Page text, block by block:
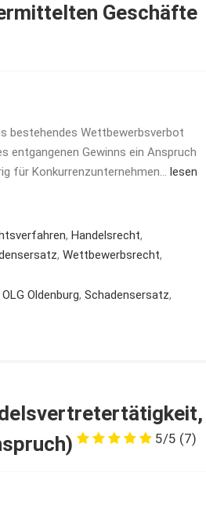
Geschäfte
bestehendes Wettbewerbsverbot
entgangenen Gewinns ein Anspruch
für Konkurrenzunternehmen… lesen
, Handelsrecht,
, Wettbewerbsrecht,
OLG Oldenburg, Schadensersatz,
5/5 (7)